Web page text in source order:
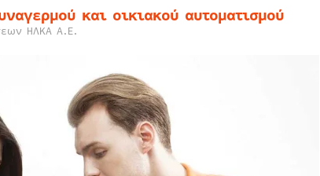
και οικιακού αυτοματισμού
ΗΛΚΑ Α.Ε.